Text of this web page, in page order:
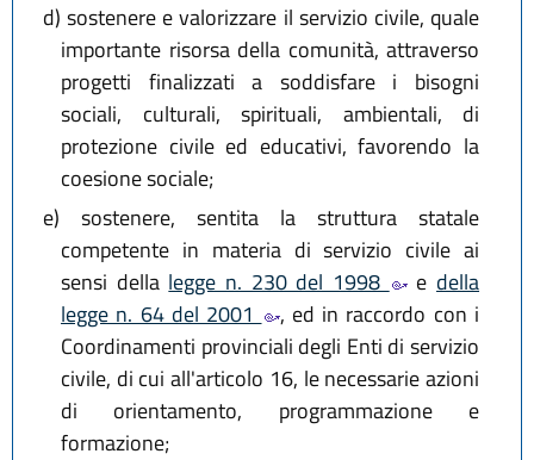
d) sostenere e valorizzare il servizio civile, quale
importante risorsa della comunità, attraverso
progetti finalizzati a soddisfare i bisogni
sociali, culturali, spirituali, ambientali, di
protezione civile ed educativi, favorendo la
coesione sociale;
e) sostenere, sentita la struttura statale
competente in materia di servizio civile ai
sensi della legge n. 230 del 1998 e della
legge n. 64 del 2001
, ed in raccordo con i
Coordinamenti provinciali degli Enti di servizio
civile, di cui all'articolo 16, le necessarie azioni
di orientamento, programmazione e
formazione;